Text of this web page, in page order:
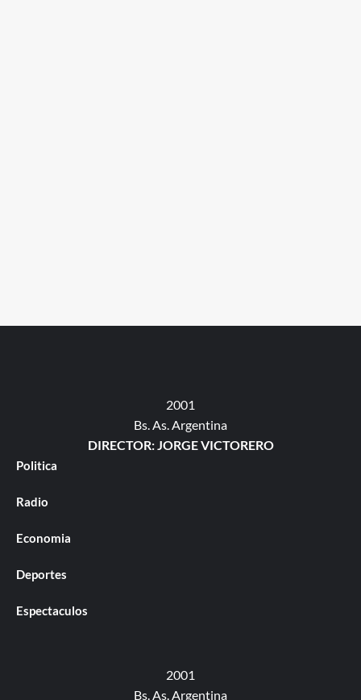
2001
Bs. As. Argentina
DIRECTOR: JORGE VICTORERO
Politica
Radio
Economia
Deportes
Espectaculos
2001
Bs. As. Argentina